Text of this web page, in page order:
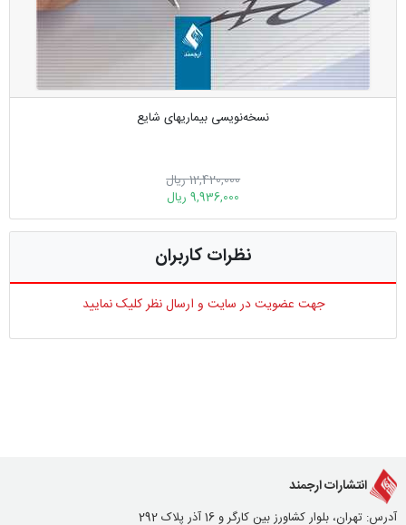
نسخه‌نویسی بیماریهای شایع
12,420,000 ریال
9,936,000 ریال
نظرات کاربران
جهت عضویت در سایت و ارسال نظر کلیک نمایید
انتشارات ارجمند
آدرس: تهران، بلوار کشاورز بین کارگر و 16 آذر پلاک 292